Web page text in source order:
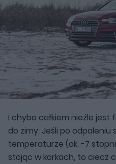
I chyba całkiem nieźle
do zimy. Jeśli po
temperaturze (ok. -7
stojąc w korkach, to ciecz